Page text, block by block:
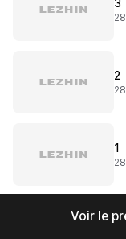
3
2
1
Voir le